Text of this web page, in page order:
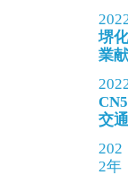
堺
業
交
202
2年